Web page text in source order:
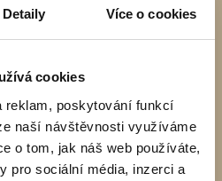
Detaily Více o cookies
cookies
reklam, poskytování funkcí
naší návštěvnosti využíváme
o tom, jak náš web používáte,
pro sociální média, inzerci a
:
– 15 m2
s Kuchyní – 24,3 m2
+ WC – 3,8 m2